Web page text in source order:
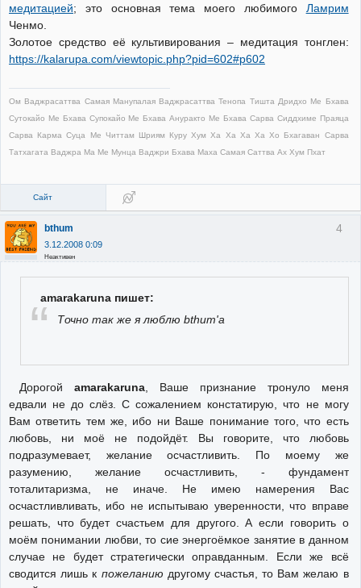
медитацией; это основная тема моего любимого Ламрим
Ченмо.
Золотое средство её культивирования – медитация тонглен:
https://kalarupa.com/viewtopic.php?pid=602#p602
Ом Ваджрасаттва Самая Манупалая Ваджрасаттва Тенопа Тишта Дридхо Ме Бхава
Сутокайо Ме Бхава Супокайо Ме Бхава Ануракто Ме Бхава Сарва Сиддхиме Праяца
Сарва Карма Суца Ме Читтам Шриям Куру Хум Ха Ха Ха Ха Хо Бхагаван Сарва
Татхагата Ваджра Ма Ме Мунца Ваджри Бхава Маха Самая Саттва Ах Хум Пхат
Сайт
4
bthum
3.12.2008 0:09
Неактивен
amarakaruna пишет:
Точно так же я люблю bthum'а
Дорогой amarakaruna, Ваше признание тронуло меня
едвали не до слёз. С сожалением констатирую, что не могу
Вам ответить тем же, ибо ни Ваше понимание того, что есть
любовь, ни моё не подойдёт. Вы говорите, что любовь
подразумевает, желание осчастливить. По моему же
разумению, желание осчастливить, - фундамент
тоталитаризма, не иначе. Не имею намерения Вас
осчастливливать, ибо не испытываю уверенности, что вправе
решать, что будет счастьем для другого. А если говорить о
моём понимании любви, то сие энергоёмкое занятие в данном
случае не будет стратегически оправданным. Если же всё
сводится лишь к пожеланию другому счастья, то Вам желаю в